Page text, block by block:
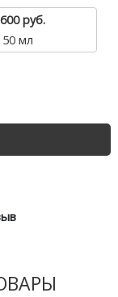
руб.
50 мл